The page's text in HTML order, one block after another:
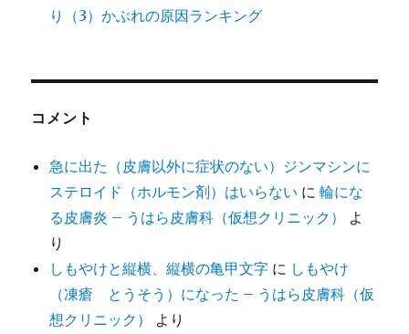
り（3）かぶれの原因ランキング
コメント
急に出た（皮膚以外に症状のない）ジンマシンに
ステロイド（ホルモン剤）はいらない に輪にな
る皮膚炎 – うはら皮膚科（仮想クリニック）
よ
り
しもやけと縦横、縦横の亀甲文字 に しもやけ
（凍瘡 とうそう）になった – うはら皮膚科（仮
想クリニック）
より